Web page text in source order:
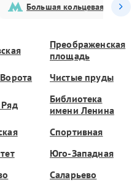
Большая кольцевая
Преображенская
площадь
Чистые пруды
Библиотека
имени Ленина
Спортивная
Юго-Западная
Саларьево